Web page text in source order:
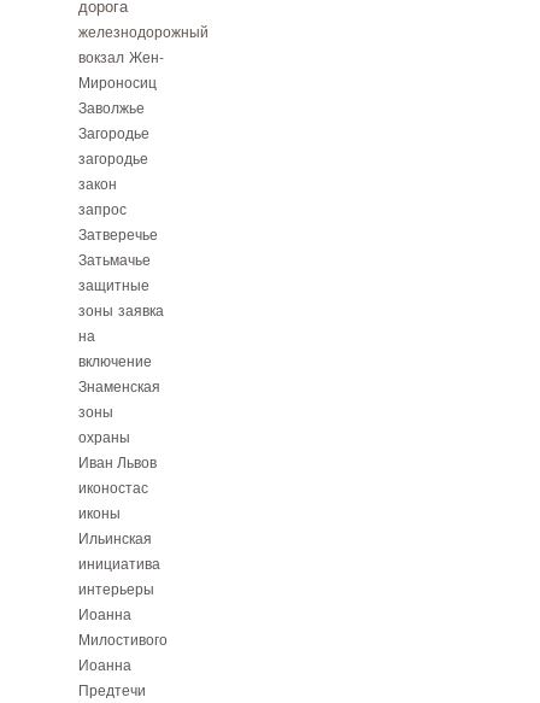
дорога
железнодорожный
вокзал Жен-
Мироносиц
Заволжье
Загородье
загородье
закон
запрос
Затверечье
Затьмачье
защитные
зоны заявка
на
включение
Знаменская
зоны
охраны
Иван Львов
иконостас
иконы
Ильинская
инициатива
интерьеры
Иоанна
Милостивого
Иоанна
Предтечи